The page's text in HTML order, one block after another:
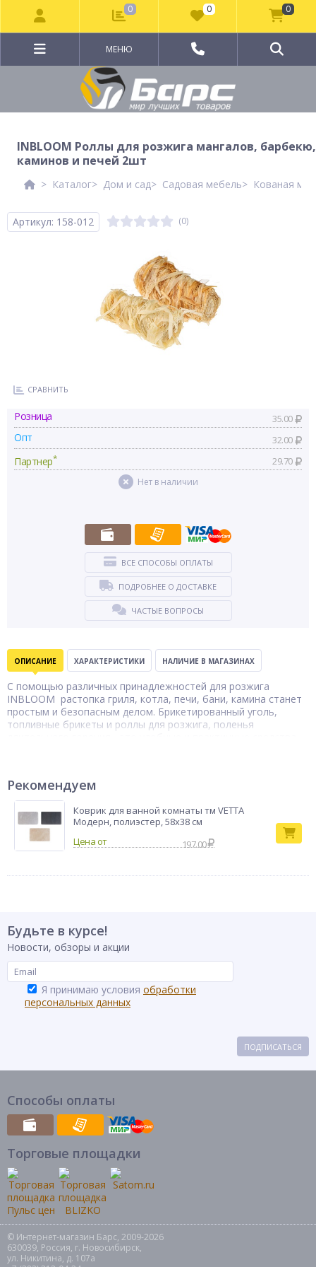
МЕНЮ
INBLOOM Роллы для розжига мангалов, барбекю,
каминов и печей 2шт
Каталог Дом и сад Садовая мебель Кованая
Артикул: 158-012 (0)
СРАВНИТЬ
Розница 35.00
Опт 32.00
Партнер* 29.70
Нет в наличии
ВСЕ СПОСОБЫ ОПЛАТЫ
ПОДРОБНЕЕ О ДОСТАВКЕ
ЧАСТЫЕ ВОПРОСЫ
ОПИСАНИЕ ХАРАКТЕРИСТИКИ НАЛИЧИЕ В МАГАЗИНАХ
С помощью различных принадлежностей для розжига
INBLOOM растопка гриля, котла, печи, бани, камина станет
простым и безопасным делом. Брикетированный уголь,
топливные брикеты и роллы для розжига, поленья
Тип товара
INBLOOM
Рекомендуем
Коврик для ванной комнаты тм VETTA
Модерн, полиэстер, 58x38 см
197.00
Будьте в курсе!
Новости, обзоры и акции
Я принимаю условия обработки
персональных данных
ПОДПИСАТЬСЯ
Способы оплаты
Торговые площадки
© Интернет-магазин Барс, 2009-2026
630039, Россия, г. Новосибирск,
ул. Никитина, д. 107а
0 0 0